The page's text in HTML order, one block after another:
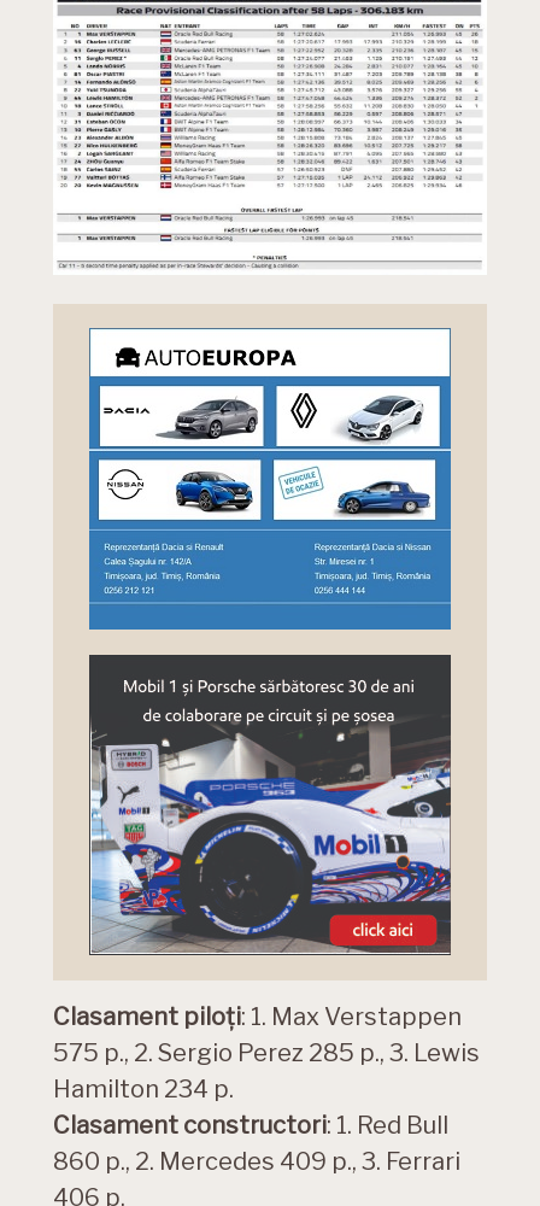
Clasament piloți: 1. Max Verstappen
575 p., 2. Sergio Perez 285 p., 3. Lewis
Hamilton 234 p.
Clasament constructori: 1. Red Bull
860 p., 2. Mercedes 409 p., 3. Ferrari
406 p.